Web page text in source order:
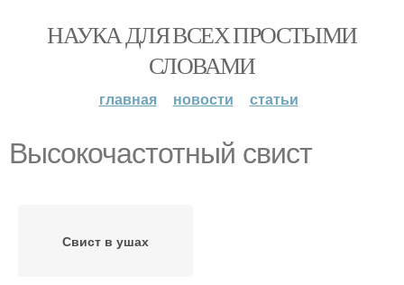
НАУКА ДЛЯ ВСЕХ ПРОСТЫМИ
СЛОВАМИ
главная новости статьи
Высокочастотный свист
Свист в ушах